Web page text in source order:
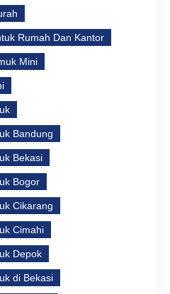
Rumah Dan Kantor
Mini
Bandung
Bekasi
Bogor
Cikarang
Cimahi
Depok
di Bekasi